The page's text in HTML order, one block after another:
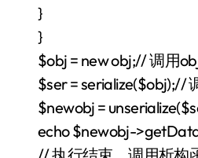
}
}
$obj = new obj;// 调用
$ser = serialize($obj);//
$newobj =
echo $newobj-